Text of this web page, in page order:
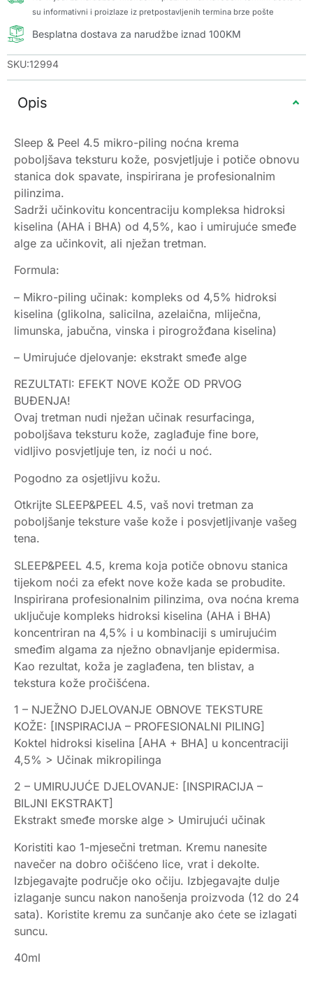
su informativni i proizlaze iz pretpostavljenih termina brze pošte
Besplatna dostava za narudžbe iznad 100KM
SKU:12994
Opis
Sleep & Peel 4.5 mikro-piling noćna krema
poboljšava teksturu kože, posvjetljuje i potiče obnovu
stanica dok spavate, inspirirana je profesionalnim
pilinzima.
Sadrži učinkovitu koncentraciju kompleksa hidroksi
kiselina (AHA i BHA) od 4,5%, kao i umirujuće smeđe
alge za učinkovit, ali nježan tretman.
Formula:
– Mikro-piling učinak: kompleks od 4,5% hidroksi
kiselina (glikolna, salicilna, azelaična, mliječna,
limunska, jabučna, vinska i pirogrožđana kiselina)
– Umirujuće djelovanje: ekstrakt smeđe alge
REZULTATI: EFEKT NOVE KOŽE OD PRVOG
BUĐENJA!
Ovaj tretman nudi nježan učinak resurfacinga,
poboljšava teksturu kože, zaglađuje fine bore,
vidljivo posvjetljuje ten, iz noći u noć.
Pogodno za osjetljivu kožu.
Otkrijte SLEEP&PEEL 4.5, vaš novi tretman za
poboljšanje teksture vaše kože i posvjetljivanje vašeg
tena.
SLEEP&PEEL 4.5, krema koja potiče obnovu stanica
tijekom noći za efekt nove kože kada se probudite.
Inspirirana profesionalnim pilinzima, ova noćna krema
uključuje kompleks hidroksi kiselina (AHA i BHA)
koncentriran na 4,5% i u kombinaciji s umirujućim
smeđim algama za nježno obnavljanje epidermisa.
Kao rezultat, koža je zaglađena, ten blistav, a
tekstura kože pročišćena.
1 – NJEŽNO DJELOVANJE OBNOVE TEKSTURE
KOŽE: [INSPIRACIJA – PROFESIONALNI PILING]
Koktel hidroksi kiselina [AHA + BHA] u koncentraciji
4,5% > Učinak mikropilinga
2 – UMIRUJUĆE DJELOVANJE: [INSPIRACIJA –
BILJNI EKSTRAKT]
Ekstrakt smeđe morske alge > Umirujući učinak
Koristiti kao 1-mjesečni tretman. Kremu nanesite
navečer na dobro očišćeno lice, vrat i dekolte.
Izbjegavajte područje oko očiju. Izbjegavajte dulje
izlaganje suncu nakon nanošenja proizvoda (12 do 24
sata). Koristite kremu za sunčanje ako ćete se izlagati
suncu.
40ml